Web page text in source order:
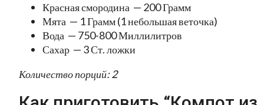
Красная смородина — 200 Грамм
Мята — 1 Грамм (1 небольшая веточка)
Вода — 750-800 Миллилитров
Сахар — 3 Ст. ложки
Количество порций: 2